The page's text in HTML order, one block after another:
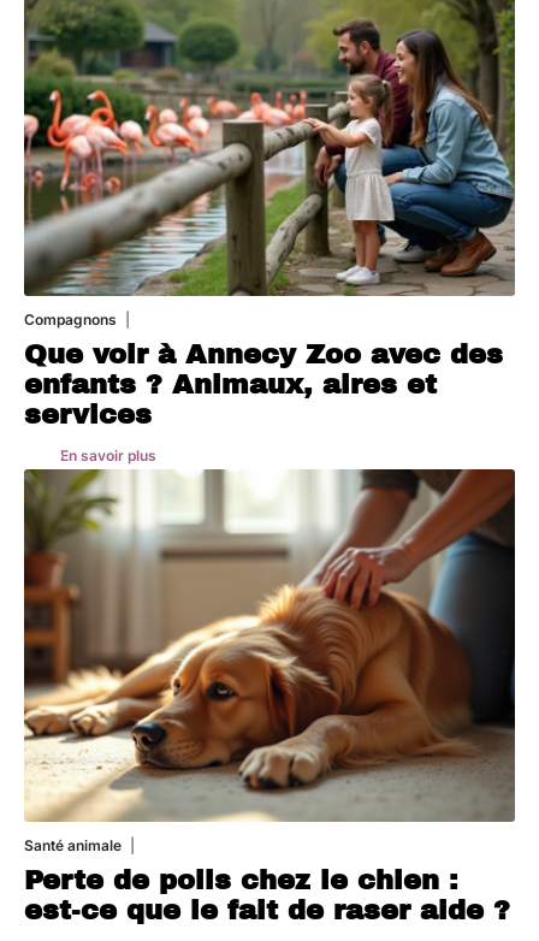
Compagnons
Que voir à Annecy Zoo avec des
enfants ? Animaux, aires et
services
En savoir plus
Santé animale
Perte de poils chez le chien :
est-ce que le fait de raser aide ?